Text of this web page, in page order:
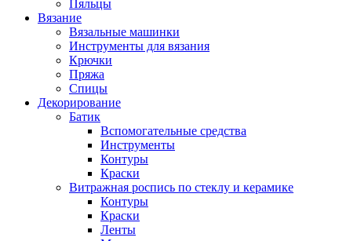
Пяльцы
Вязание
Вязальные машинки
Инструменты для вязания
Крючки
Пряжа
Спицы
Декорирование
Батик
Вспомогательные средства
Инструменты
Контуры
Краски
Витражная роспись по стеклу и керамике
Контуры
Краски
Ленты